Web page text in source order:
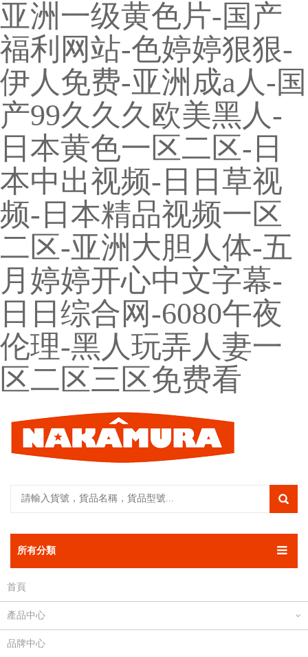
亚洲一级黄色片-国产
福利网站-色婷婷狠狠-
伊人免费-亚洲成a人-国
产99久久久欧美黑人-
日本黄色一区二区-日
本中出视频-日日草视
频-日本精品视频一区
二区-亚洲大胆人体-五
月婷婷开心中文字幕-
日日综合网-6080午夜
伦理-黑人玩弄人妻一
区二区三区免费看
所有分類
首頁
產品中心
品牌中心